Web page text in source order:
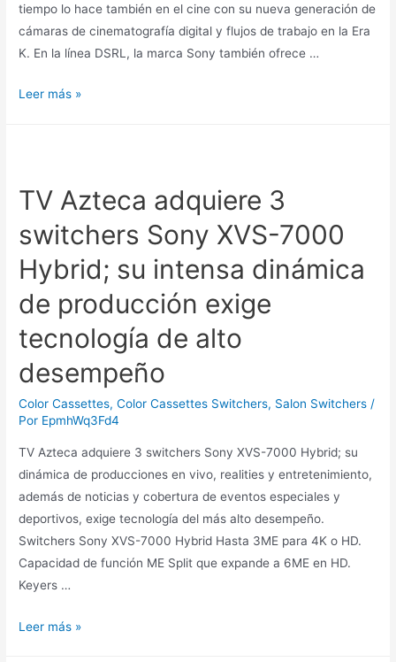
tiempo lo hace también en el cine con su nueva generación de
cámaras de cinematografía digital y flujos de trabajo en la Era
K. En la línea DSRL, la marca Sony también ofrece …
Leer más »
TV Azteca adquiere 3
switchers Sony XVS-7000
Hybrid; su intensa dinámica
de producción exige
tecnología de alto
desempeño
Color Cassettes,Color Cassettes Switchers, Salon Switchers /
Por EpmhWq3Fd4
TV Azteca adquiere 3 switchers Sony XVS-7000 Hybrid; su
dinámica de producciones en vivo, realities y entretenimiento,
además de noticias y cobertura de eventos especiales y
deportivos, exige tecnología del más alto desempeño.
Switchers Sony XVS-7000 Hybrid Hasta 3ME para 4K o HD.
Capacidad de función ME Split que expande a 6ME en HD.
Keyers …
Leer más »